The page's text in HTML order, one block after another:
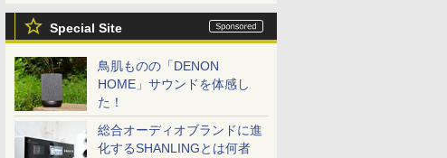
Special Site
鳥肌ものの「DENON
HOME」サウンドを体感し
た！
総合オーディオブランドに進
化するSHANLINGとは何者